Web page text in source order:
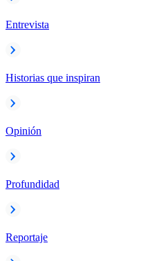
Entrevista
Historias que inspiran
Opinión
Profundidad
Reportaje